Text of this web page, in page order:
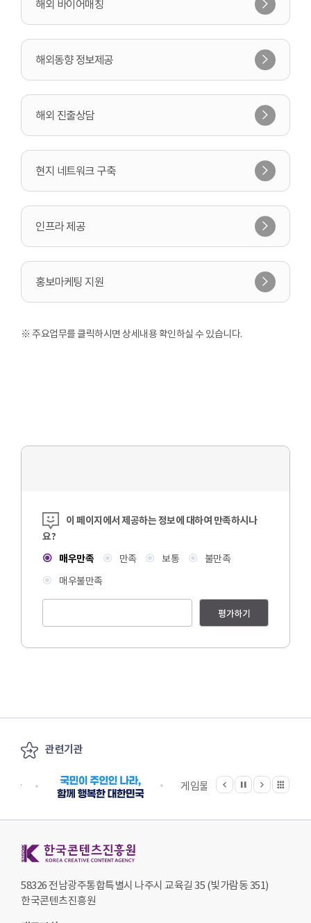
해외 바이어매칭
해외동향 정보제공
해외 진출상담
현지 네트워크 구축
인프라 제공
홍보마케팅 지원
※ 주요업무를 클릭하시면 상세내용 확인하실 수 있습니다.
콘텐츠 만족도 조사
이 페이지에서 제공하는 정보에 대하여 만족하시나
요?
매우만족
만족 보통
불만족
매우불만족
평가하기
관련기관
게임물관리위원회
이전
정지
다음 관련기관 전체보기
58326 전남광주통합특별시 나주시 교육길 35 (빛가람동 351)
한국콘텐츠진흥원